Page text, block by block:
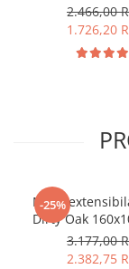
2.466,00
1.726,20
-25%
Masa
Dirty Oak
3.177,00
2.382,75